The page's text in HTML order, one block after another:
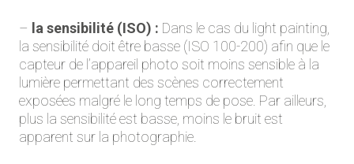
– la sensibilité (ISO) : Dans le cas du light painting,
la sensibilité doit être basse (ISO 100-200) afin que le
capteur de l’appareil photo soit moins sensible à la
lumière permettant des scènes correctement
exposées malgré le long temps de pose. Par ailleurs,
plus la sensibilité est basse, moins le bruit est
apparent sur la photographie.